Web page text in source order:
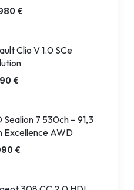
€
Clio V 1.0 SCe
€
Sealion 7 530ch – 91,3
Excellence AWD
€